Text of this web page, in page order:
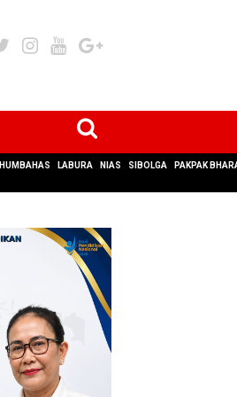
HUMBAHAS LABURA NIAS SIBOLGA PAKPAK